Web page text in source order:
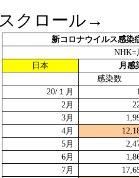
スクロール→
新コロナウイルス感
NHK=
日本
月感
感染数
20/ １月
2月
3月
4月
5月
6月
7月